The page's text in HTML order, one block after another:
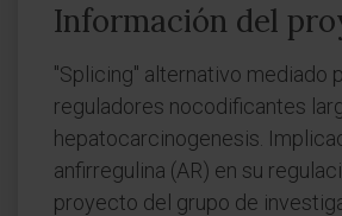
Información del
"Splicing" alternativo mediado
reguladores nocodificantes
hepatocarcinogenesis.
anfirregulina (AR) en su
proyecto del grupo de